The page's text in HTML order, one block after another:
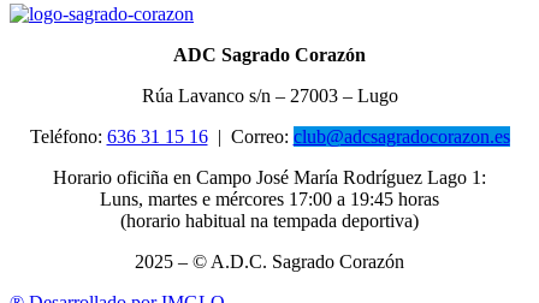
ADC Sagrado Corazón
Rúa Lavanco s/n – 27003 – Lugo
Teléfono: 636 31 15 16| Correo: club@adcsagradocorazon.es
Horario oficiña en Campo José María Rodríguez Lago 1:
Luns, martes e mércores 17:00 a 19:45 horas
(horario habitual na tempada deportiva)
2025 – © A.D.C. Sagrado Corazón